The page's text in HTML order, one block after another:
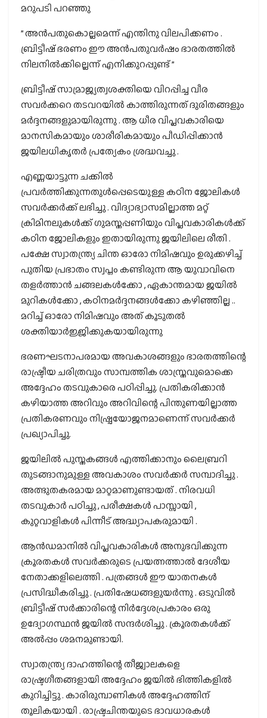
മറുപടി പറഞ്ഞു
” അൻപതുകൊല്ലമെന്ന് എന്തിനു വിലപിക്കണം .
ബ്രിട്ടീഷ് ഭരണം ഈ അൻപതുവർഷം ഭാരതത്തിൽ
നിലനിൽക്കില്ലെന്ന് എനിക്കുറപ്പുണ്ട് ”
ബ്രിട്ടീഷ് സാമ്രാജ്യത്വശക്തിയെ വിറപ്പിച്ച വീര
സവർക്കറെ തടവറയിൽ കാത്തിരുന്നത് ദുരിതങ്ങളും
മർദ്ദനങ്ങളുമായിരുന്നു . ആ ധീര വിപ്ലവകാരിയെ
മാനസികമായും ശാരീരികമായും പീഡിപ്പിക്കാൻ
ജയിലധികൃതർ പ്രത്യേകം ശ്രദ്ധവച്ചു .
എണ്ണയാട്ടുന്ന ചക്കിൽ
പ്രവർത്തിക്കുന്നതുൾപ്പെടെയുള്ള കഠിന ജോലികൾ
സവർക്കർക്ക് ലഭിച്ചു . വിദ്യാഭ്യാസമില്ലാത്ത മറ്റ്
ക്രിമിനലുകൾക്ക് ഗുമസ്തപ്പണിയും വിപ്ലവകാരികൾക്ക്
കഠിന ജോലികളും ഇതായിരുന്നു ജയിലിലെ രീതി .
പക്ഷേ സ്വാതന്ത്ര്യ ചിന്ത ഓരോ നിമിഷവും ഉരുക്കഴിച്ച്
പുതിയ പ്രഭാതം സ്വപ്നം കണ്ടിരുന്ന ആ യുവാവിനെ
തളർത്താൻ ചങ്ങലകൾക്കോ , ഏകാന്തമായ ജയിൽ
മുറികൾക്കോ , കഠിനമർദ്ദനങ്ങൾക്കോ കഴിഞ്ഞില്ല ..
മറിച്ച് ഓരോ നിമിഷവും അത് കൂടുതൽ
ശക്തിയാർജ്ജിക്കുകയായിരുന്നു
ഭരണഘടനാപരമായ അവകാശങ്ങളും ഭാരതത്തിന്റെ
രാഷ്ട്രീയ ചരിത്രവും സാമ്പത്തിക ശാസ്ത്രവുമൊക്കെ
അദ്ദേഹം തടവുകാരെ പഠിപ്പിച്ചു. പ്രതികരിക്കാൻ
കഴിയാത്ത അറിവും അറിവിന്റെ പിന്തുണയില്ലാത്ത
പ്രതികരണവും നിഷ്പ്രയോജനമാണെന്ന് സവർക്കർ
പ്രഖ്യാപിച്ചു.
ജയിലിൽ പുസ്തകങ്ങൾ എത്തിക്കാനും ലൈബ്രറി
തുടങ്ങാനുമുള്ള അവകാശം സവർക്കർ സമ്പാദിച്ചു .
അത്ഭുതകരമായ മാറ്റമാണുണ്ടായത് . നിരവധി
തടവുകാർ പഠിച്ചു , പരീക്ഷകൾ പാസ്സായി ,
കുറ്റവാളികൾ പിന്നീട് അദ്ധ്യാപകരുമായി .
ആൻഡമാനിൽ വിപ്ലവകാരികൾ അനുഭവിക്കുന്ന
ക്രൂരതകൾ സവർക്കരുടെ പ്രയത്നത്താൽ ദേശീയ
നേതാക്കളിലെത്തി . പത്രങ്ങൾ ഈ യാതനകൾ
പ്രസിദ്ധീകരിച്ചു . പ്രതിഷേധങ്ങളുയർന്നു . ഒടുവിൽ
ബ്രിട്ടീഷ് സർക്കാരിന്റെ നിർദ്ദേശപ്രകാരം ഒരു
ഉദ്യോഗസ്ഥൻ ജയിൽ സന്ദർശിച്ചു . ക്രൂരതകൾക്ക്
അൽപ്പം ശമനമുണ്ടായി.
സ്വാതന്ത്ര്യ ദാഹത്തിന്റെ തീജ്വാലകളെ
രാഷ്ട്രഗീതങ്ങളായി അദ്ദേഹം ജയിൽ ഭിത്തികളിൽ
കുറിച്ചിട്ടു . കാരിരുമ്പാണികൾ അദ്ദേഹത്തിന്
തൂലികയായി . രാഷ്ട്രചിന്തയുടെ ഭാവധാരകൾ